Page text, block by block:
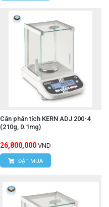
Cân phân tích KERN ADJ 200-4
(210g, 0.1mg)
26,800,000 VND
ĐẶT MUA